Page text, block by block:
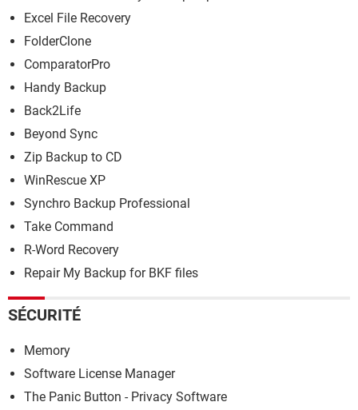
Excel File Recovery
FolderClone
ComparatorPro
Handy Backup
Back2Life
Beyond Sync
Zip Backup to CD
WinRescue XP
Synchro Backup Professional
Take Command
R-Word Recovery
Repair My Backup for BKF files
SÉCURITÉ
Memory
Software License Manager
The Panic Button - Privacy Software